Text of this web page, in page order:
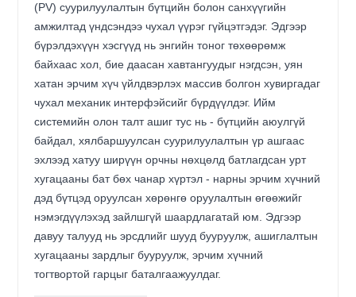
(PV) суурилуулалтын бүтцийн болон санхүүгийн
амжилтад үндсэндээ чухал үүрэг гүйцэтгэдэг. Эдгээр
бүрэлдэхүүн хэсгүүд нь энгийн тоног төхөөрөмж
байхаас хол, бие даасан хавтангуудыг нэгдсэн, уян
хатан эрчим хүч үйлдвэрлэх массив болгон хувиргадаг
чухал механик интерфэйсийг бүрдүүлдэг. Ийм
системийн олон талт ашиг тус нь - бүтцийн аюулгүй
байдал, хялбаршуулсан суурилуулалтын үр ашгаас
эхлээд хатуу ширүүн орчны нөхцөлд батлагдсан урт
хугацааны бат бөх чанар хүртэл - нарны эрчим хүчний
дэд бүтцэд оруулсан хөрөнгө оруулалтын өгөөжийг
нэмэгдүүлэхэд зайлшгүй шаардлагатай юм. Эдгээр
давуу талууд нь эрсдлийг шууд бууруулж, ашиглалтын
хугацааны зардлыг бууруулж, эрчим хүчний
тогтвортой гарцыг баталгаажуулдаг.